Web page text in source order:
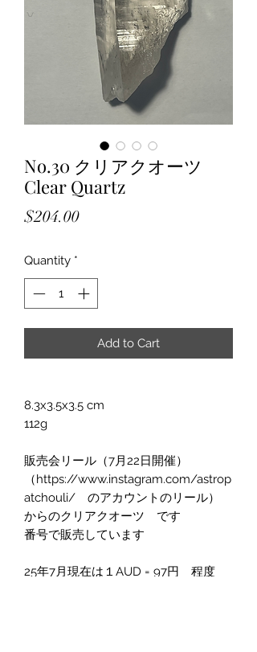
No.30 クリアクオーツ
Clear Quartz
$204.00Price
Quantity *
Add to Cart
8.3x3.5x3.5 cm
112g
販売会リール（7月22日開催）
（https://www.instagram.com/astrop
atchouli/ のアカウントのリール）
からのクリアクオーツ です
番号で販売しています
25年7月現在は１AUD = 97円 程度